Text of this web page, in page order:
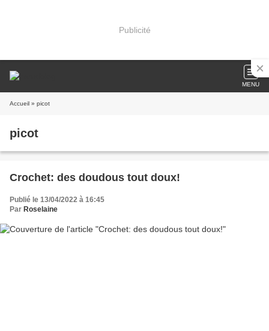
Publicité
MENU
Accueil » picot
picot
Crochet: des doudous tout doux!
Publié le 13/04/2022 à 16:45
Par Roselaine